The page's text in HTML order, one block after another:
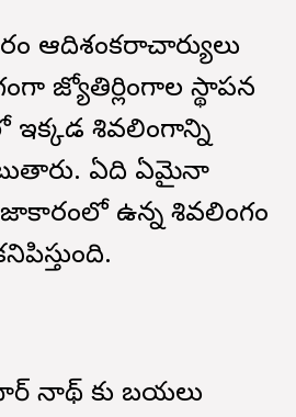
ఆదిశంకరాచార్యులు
జ్యోతిర్లింగాల స్థాపన
శివలింగాన్ని
ఏది ఏమైనా
ఉన్న శివలింగం
నాథ్ కు బయలు